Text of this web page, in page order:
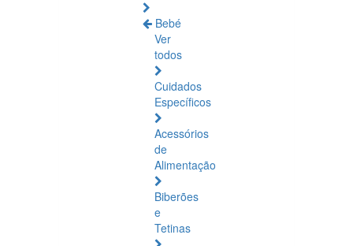
Bebé
Ver
todos
Cuidados
Específicos
Acessórios
de
Alimentação
Biberões
e
Tetinas